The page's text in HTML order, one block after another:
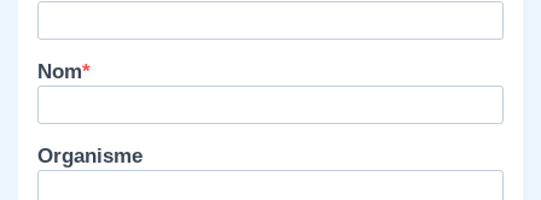
Nom
Organisme